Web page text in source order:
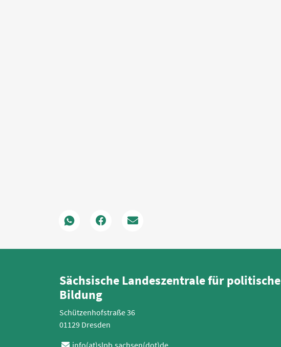
Sächsische Landeszentrale für politische
Bildung
Schützenhofstraße 36
01129 Dresden